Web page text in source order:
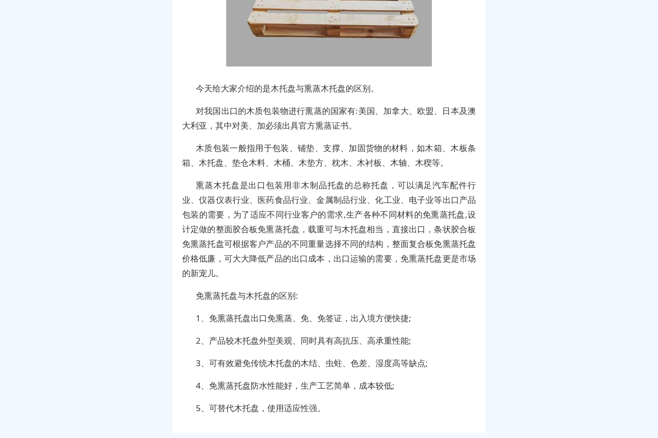
今天给大家介绍的是木托盘与熏蒸木托盘的区别。
对我国出口的木质包装物进行熏蒸的国家有:美国、加拿大、欧盟、日本及澳
大利亚，其中对美、加必须出具官方熏蒸证书。
木质包装一般指用于包装、铺垫、支撑、加固货物的材料，如木箱、木板条
箱、木托盘、垫仓木料、木桶、木垫方、枕木、木衬板、木轴、木稧等。
熏蒸木托盘是出口包装用非木制品托盘的总称托盘，可以满足汽车配件行
业、仪器仪表行业、医药食品行业、金属制品行业、化工业、电子业等出口产品
包装的需要，为了适应不同行业客户的需求,生产各种不同材料的免熏蒸托盘,设
计定做的整面胶合板免熏蒸托盘，载重可与木托盘相当，直接出口，条状胶合板
免熏蒸托盘可根据客户产品的不同重量选择不同的结构，整面复合板免熏蒸托盘
价格低廉，可大大降低产品的出口成本，出口运输的需要，免熏蒸托盘更是市场
的新宠儿。
免熏蒸托盘与木托盘的区别:
1、免熏蒸托盘出口免熏蒸、免、免签证，出入境方便快捷;
2、产品较木托盘外型美观、同时具有高抗压、高承重性能;
3、可有效避免传统木托盘的木结、虫蛀、色差、湿度高等缺点;
4、免熏蒸托盘防水性能好，生产工艺简单，成本较低;
5、可替代木托盘，使用适应性强。